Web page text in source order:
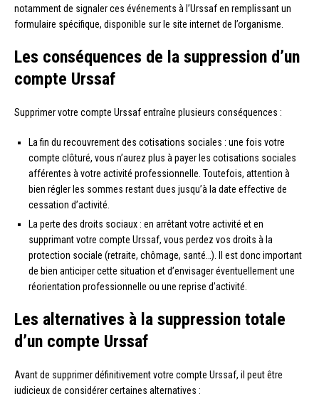
notamment de signaler ces événements à l’Urssaf en remplissant un
formulaire spécifique, disponible sur le site internet de l’organisme.
Les conséquences de la suppression d’un
compte Urssaf
Supprimer votre compte Urssaf entraîne plusieurs conséquences :
La fin du recouvrement des cotisations sociales : une fois votre
compte clôturé, vous n’aurez plus à payer les cotisations sociales
afférentes à votre activité professionnelle. Toutefois, attention à
bien régler les sommes restant dues jusqu’à la date effective de
cessation d’activité.
La perte des droits sociaux : en arrêtant votre activité et en
supprimant votre compte Urssaf, vous perdez vos droits à la
protection sociale (retraite, chômage, santé…). Il est donc important
de bien anticiper cette situation et d’envisager éventuellement une
réorientation professionnelle ou une reprise d’activité.
Les alternatives à la suppression totale
d’un compte Urssaf
Avant de supprimer définitivement votre compte Urssaf, il peut être
judicieux de considérer certaines alternatives :